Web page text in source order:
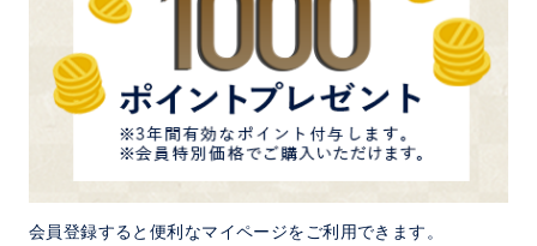
会員登録すると便利なマイページをご利用できます。